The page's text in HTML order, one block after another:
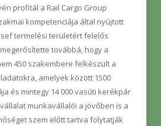
profitál a Rail Cargo Group
kompetenciája által nyújtott
termelési területért felelős
továbbá, hogy a
450 szakembere felkészült a
amelyek között 1500
és mintegy 14 000 vasúti kerékpár
munkavállalói a jövőben is a
szem előtt tartva folytatják